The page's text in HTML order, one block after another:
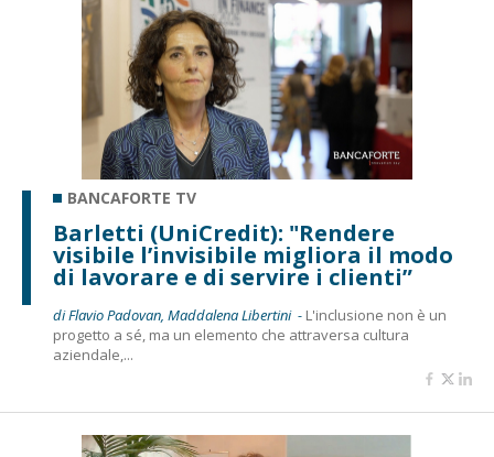
BANCAFORTE TV
Barletti (UniCredit): "Rendere
visibile l’invisibile migliora il modo
di lavorare e di servire i clienti”
di Flavio Padovan, Maddalena Libertini - L'inclusione non è un
progetto a sé, ma un elemento che attraversa cultura
aziendale,...